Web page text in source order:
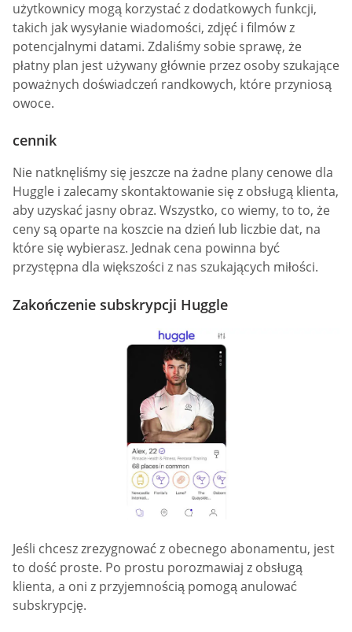
użytkownicy mogą korzystać z dodatkowych funkcji,
takich jak wysyłanie wiadomości, zdjęć i filmów z
potencjalnymi datami. Zdaliśmy sobie sprawę, że
płatny plan jest używany głównie przez osoby szukające
poważnych doświadczeń randkowych, które przyniosą
owoce.
cennik
Nie natknęliśmy się jeszcze na żadne plany cenowe dla
Huggle i zalecamy skontaktowanie się z obsługą klienta,
aby uzyskać jasny obraz. Wszystko, co wiemy, to to, że
ceny są oparte na koszcie na dzień lub liczbie dat, na
które się wybierasz. Jednak cena powinna być
przystępna dla większości z nas szukających miłości.
Zakończenie subskrypcji Huggle
Jeśli chcesz zrezygnować z obecnego abonamentu, jest
to dość proste. Po prostu porozmawiaj z obsługą
klienta, a oni z przyjemnością pomogą anulować
subskrypcję.